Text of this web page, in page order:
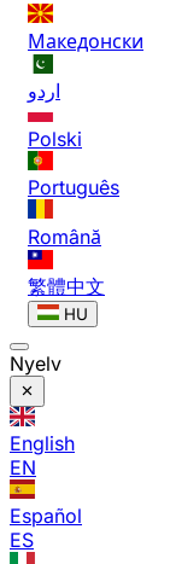
Македонски
اردو
Polski
Português
Română
繁體中文
HU
Nyelv
English
EN
Español
ES